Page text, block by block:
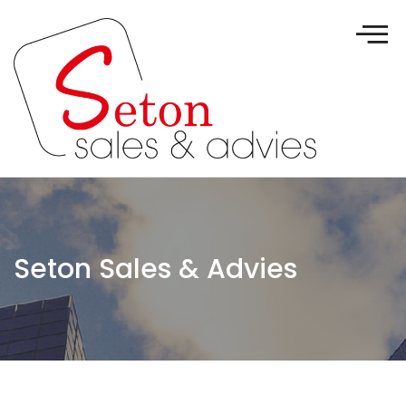
Seton Sales & Advies